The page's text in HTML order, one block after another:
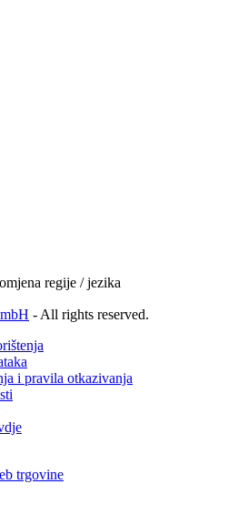
regije / jezika
- All rights reserved.
i pravila otkazivanja
trgovine